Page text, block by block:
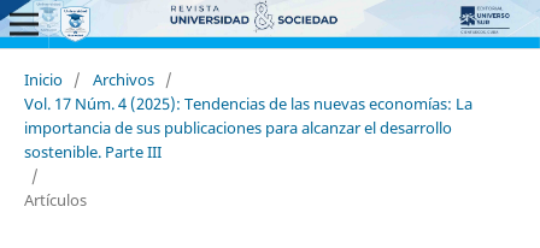
Inicio / Archivos /
Vol. 17 Núm. 4 (2025): Tendencias de las nuevas economías: La
importancia de sus publicaciones para alcanzar el desarrollo
sostenible. Parte III
/
Artículos